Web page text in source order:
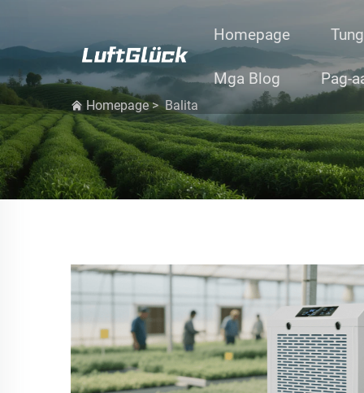
Homepage
Mga Blog Pag-
Homepage>Balita